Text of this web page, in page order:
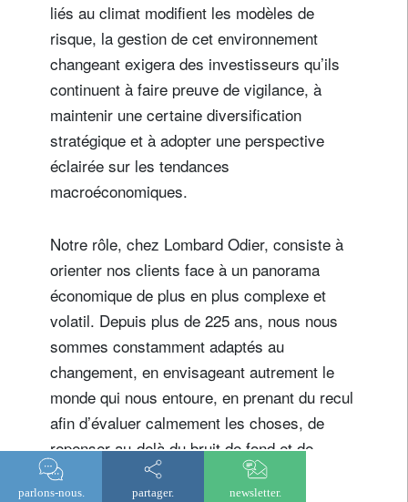
liés au climat modifient les modèles de
risque, la gestion de cet environnement
changeant exigera des investisseurs qu’ils
continuent à faire preuve de vigilance, à
maintenir une certaine diversification
stratégique et à adopter une perspective
éclairée sur les tendances
macroéconomiques.
Notre rôle, chez Lombard Odier, consiste à
orienter nos clients face à un panorama
économique de plus en plus complexe et
volatil. Depuis plus de 225 ans, nous nous
sommes constamment adaptés au
changement, en envisageant autrement le
monde qui nous entoure, en prenant du recul
afin d’évaluer calmement les choses, de
repenser au-delà du bruit de fond et de
proposer de nouvelles perspectives
parlons-nous. partager. newsletter.